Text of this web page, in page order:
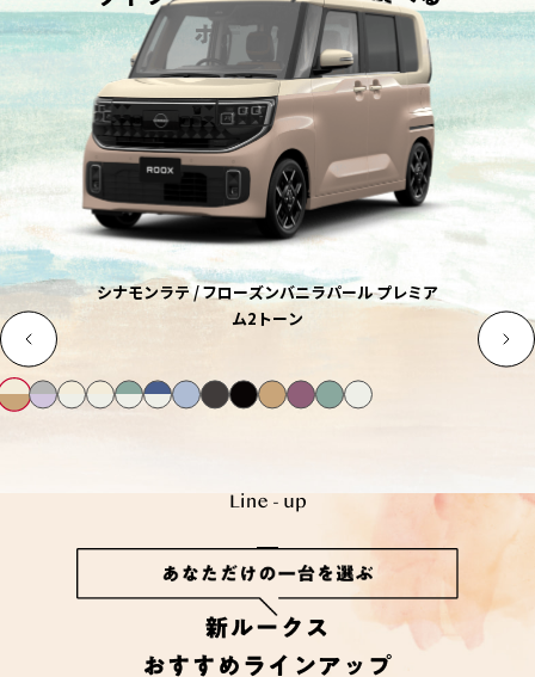
シナモンラテ / フローズンバニラパール プレミア
ム2トーン